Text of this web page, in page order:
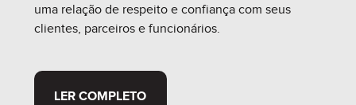
uma relação de respeito e confiança com seus
clientes, parceiros e funcionários.
LER COMPLETO